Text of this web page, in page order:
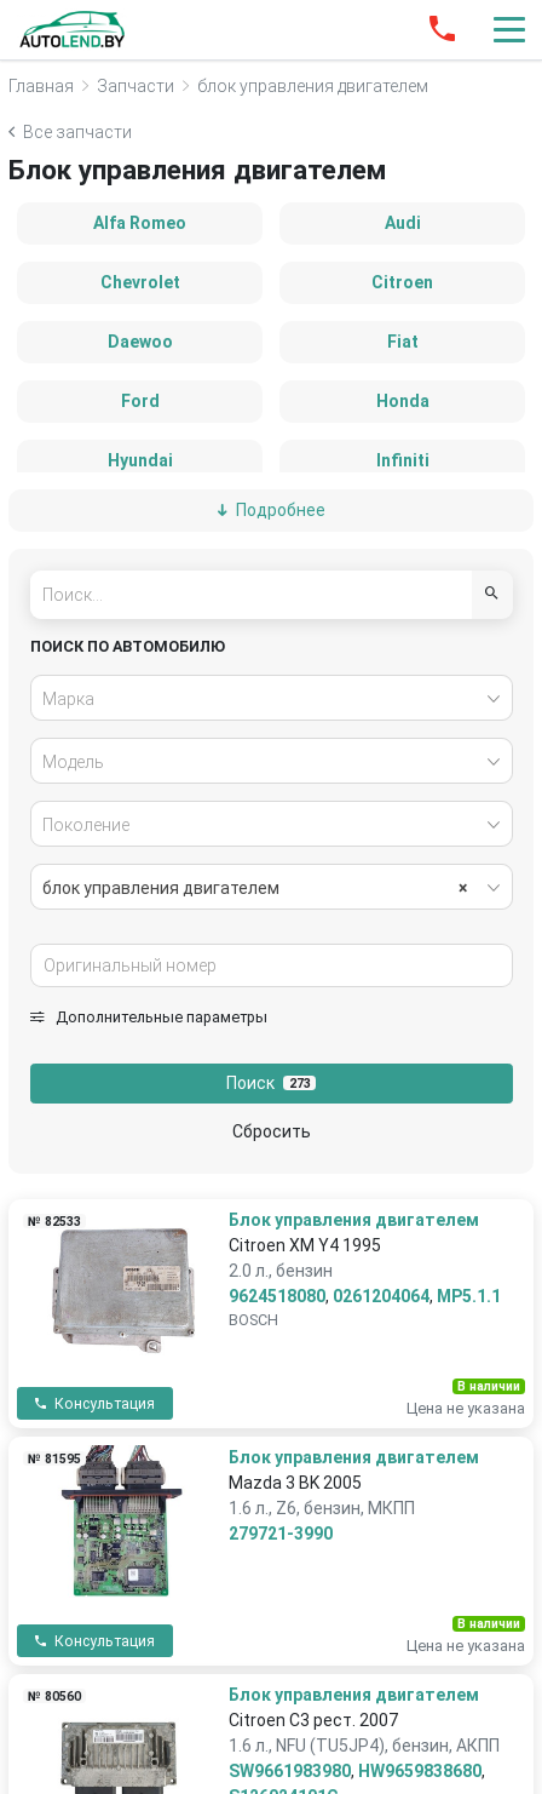
Главная Запчасти блок управления двигателем
Все запчасти
Блок управления двигателем
Alfa Romeo Audi
Chevrolet Citroen
Daewoo Fiat
Ford Honda
Hyundai Infiniti
Nissan
Подробнее
ПОИСК ПО АВТОМОБИЛЮ
Марка
Модель
Поколение
×
блок управления двигателем
Дополнительные параметры
Поиск 273
Сбросить
№ 82533
Блок управления двигателем
Citroen XM Y4 1995
2.0 л., бензин
9624518080, 0261204064, MP5.1.1
BOSCH
Консультация
В наличии
Цена не указана
№ 81595
Блок управления двигателем
Mazda 3 BK 2005
1.6 л., Z6, бензин, МКПП
279721-3990
Консультация
В наличии
Цена не указана
№ 80560
Блок управления двигателем
Citroen C3 рест. 2007
1.6 л., NFU (TU5JP4), бензин, АКПП
SW9661983980, HW9659838680,